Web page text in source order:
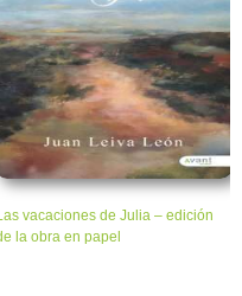
vacaciones de Julia – edición
la obra en papel